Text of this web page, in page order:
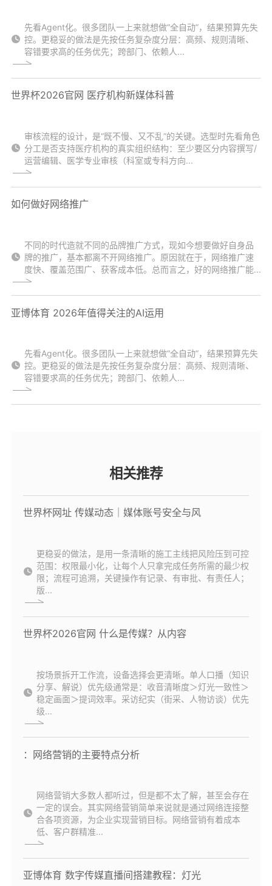
先看Agent化。很多团队一上来就想做“全自动”，结果预算先失
控。更稳妥的做法是先按任务复杂度分层：高频、规则清晰、
容错要求高的任务优先；跨部门、依赖人...
世界杯2026官网 医疗机构新媒体科普
审核流程的设计，是“既不慢、又不乱”的关键。选型时先看角色
分工是否支持医疗机构的真实组织结构：至少要区分内容撰写/
运营编辑、医学专业审核（科室或专科方向...
如何做好网络推广
不同的时代造就不同的品牌推广方式，现如今想要做好自身品
牌的推广，基本都离不开网络推广。原因就在于，网络推广速
度快、覆盖范围广、获客成本低。总而言之，好的网络推广能...
亚博体育 2026年值得关注的AI运用
先看Agent化。很多团队一上来就想做“全自动”，结果预算先失
控。更稳妥的做法是先按任务复杂度分层：高频、规则清晰、
容错要求高的任务优先；跨部门、依赖人...
相关推荐
世界杯网址 传媒动态｜媒体账号安全与风
更稳妥的做法，是用一条清晰的施工主线把风险压到可控
范围：权限最小化，让每个人只拿完成任务所需的最少权
限；流程可追溯，关键操作有记录、有审批、有责任人；
版...
世界杯2026官网 什么是传媒？从内容
按场景拆开工作流，设备选择会更清晰。单人口播（知识
分享、解说）优先级通常是：收音清晰度＞灯光一致性＞
稳定画面＞提词效率。采访纪实（街采、人物访谈）优先
级...
：网络营销的主要特点分析
网络营销大多数人都听过，但是都不太了解，甚至会存在
一定的误会。其实网络营销简单来说就是通过网络连接整
合各项资源，为企业实现营销目标。网络营销有着成本
低、客户群精准...
亚博体育 数字传媒直播间搭建教程：灯光